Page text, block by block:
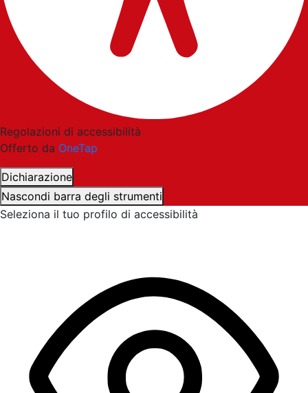
Regolazioni di accessibilità
Offerto da OneTap
Dichiarazione
Nascondi barra degli strumenti
Seleziona il tuo profilo di accessibilità